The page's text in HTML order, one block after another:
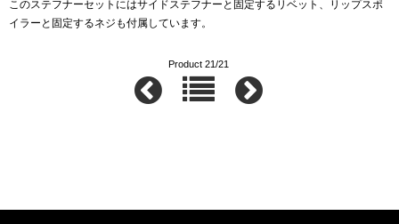
このステフナーセットにはサイドステフナーと固定するリベット、リップスポ
イラーと固定するネジも付属しています。
Product 21/21